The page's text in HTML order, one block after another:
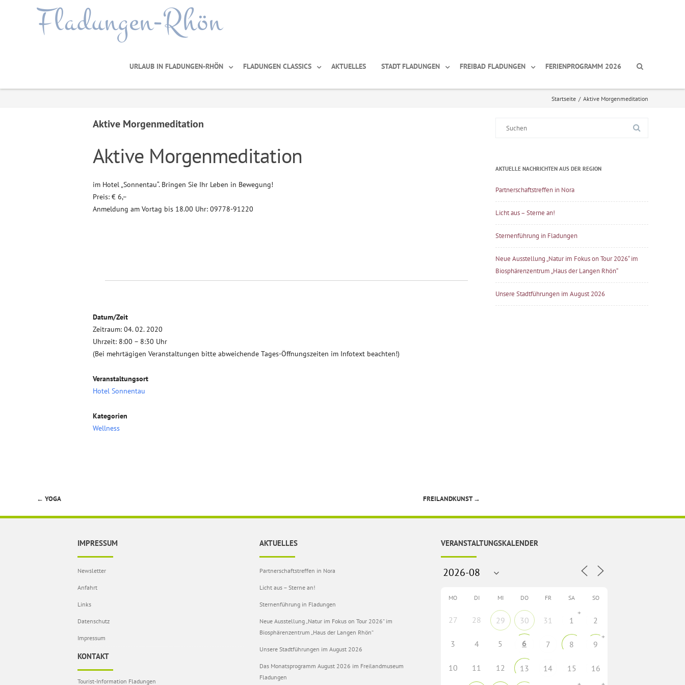
Fladungen-Rhön
URLAUB IN FLADUNGEN-RHÖN FLADUNGEN CLASSICS AKTUELLES STADT FLADUNGEN FREIBAD FLADUNGEN FERIENPROGRAMM 2026
Startseite / Aktive Morgenmeditation
Aktive Morgenmeditation
Aktive Morgenmeditation
im Hotel „Sonnentau“. Bringen Sie Ihr Leben in Bewegung!
Preis: € 6,–
Anmeldung am Vortag bis 18.00 Uhr: 09778-91220
Datum/Zeit
Zeitraum: 04. 02. 2020
Uhrzeit: 8:00 – 8:30 Uhr
(Bei mehrtägigen Veranstaltungen bitte abweichende Tages-Öffnungszeiten im Infotext beachten!)
Veranstaltungsort
Hotel Sonnentau
Kategorien
Wellness
Beitragsnavigation
← YOGA FREILANDKUNST→
AKTUELLE NACHRICHTEN AUS DER REGION
Partnerschaftstreffen in Nora
Licht aus – Sterne an!
Sternenführung in Fladungen
Neue Ausstellung „Natur im Fokus on Tour 2026“ im
Biosphärenzentrum „Haus der Langen Rhön“
Unsere Stadtführungen im August 2026
IMPRESSUM
Newsletter
Anfahrt
Links
Datenschutz
Impressum
KONTAKT
Tourist-Information Fladungen
AKTUELLES
Partnerschaftstreffen in Nora
Licht aus – Sterne an!
Sternenführung in Fladungen
Neue Ausstellung „Natur im Fokus on Tour 2026“ im
Biosphärenzentrum „Haus der Langen Rhön“
Unsere Stadtführungen im August 2026
Das Monatsprogramm August 2026 im Freilandmuseum
Fladungen
VERANSTALTUNGSKALENDER
MO DI MI DO FR SA SO
27 28 29 30 31 1
+
2
3 4 5 6 7 8 9
+
10 11 12 13 14 15 16